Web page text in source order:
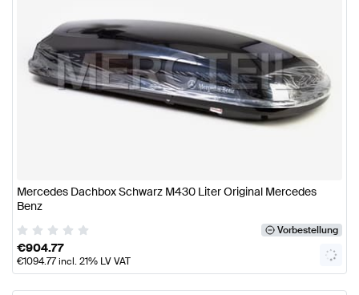
Mercedes Dachbox Schwarz M430 Liter Original Mercedes
Benz
Vorbestellung
€904.77
€1094.77incl. 21% LV VAT